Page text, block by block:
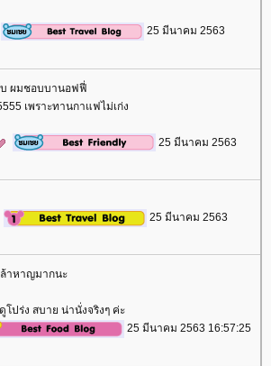
25 มีนาคม 2563
ผมชอบบานอฟฟี่
เพราะทานกาแฟไม่เก่ง
25 มีนาคม 2563
25 มีนาคม 2563
าหาญมากนะ
ปร่ง สบาย น่านั่งจริงๆ ค่ะ
25 มีนาคม 2563 16:57:25